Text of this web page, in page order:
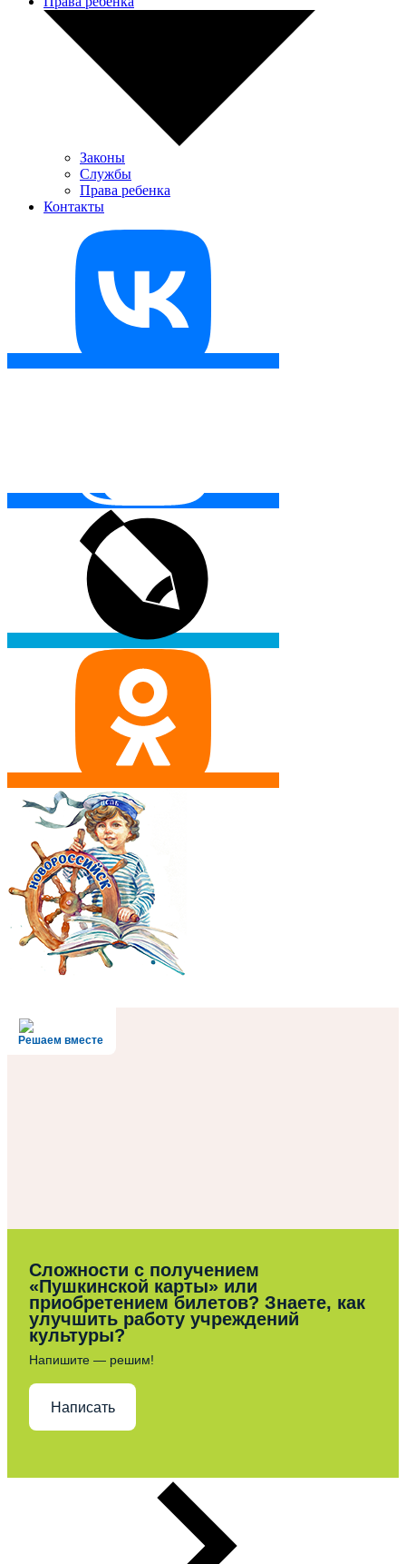
Законы
Службы
Права ребенка
Контакты
Решаем вместе
Сложности с получением
«Пушкинской карты» или
приобретением билетов? Знаете, как
улучшить работу учреждений
культуры?
Напишите — решим!
Написать